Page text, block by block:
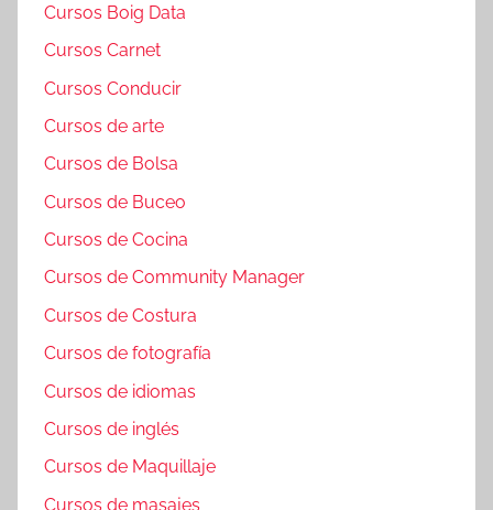
Cursos Boig Data
Cursos Carnet
Cursos Conducir
Cursos de arte
Cursos de Bolsa
Cursos de Buceo
Cursos de Cocina
Cursos de Community Manager
Cursos de Costura
Cursos de fotografía
Cursos de idiomas
Cursos de inglés
Cursos de Maquillaje
Cursos de masajes